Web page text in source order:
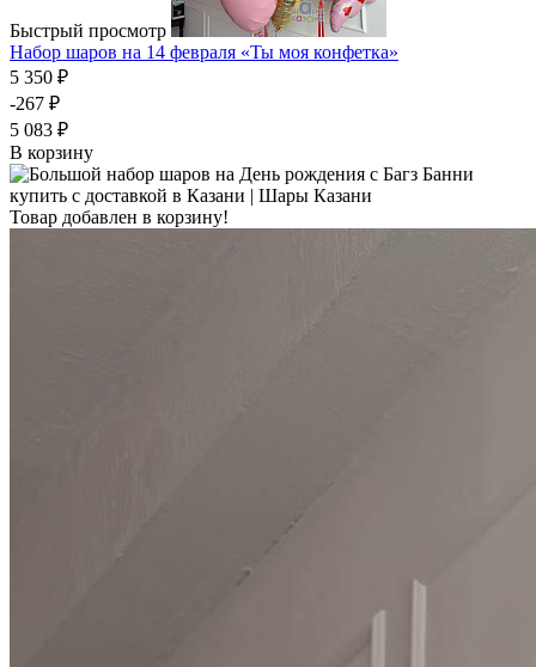
Быстрый просмотр
Набор шаров на 14 февраля «Ты моя конфетка»
5 350 ₽
-267 ₽
5 083 ₽
В корзину
Товар добавлен в корзину!